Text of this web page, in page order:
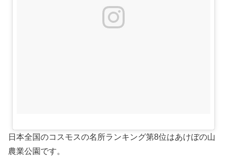
日本全国のコスモスの名所ランキング第8位はあけぼの山
農業公園です。